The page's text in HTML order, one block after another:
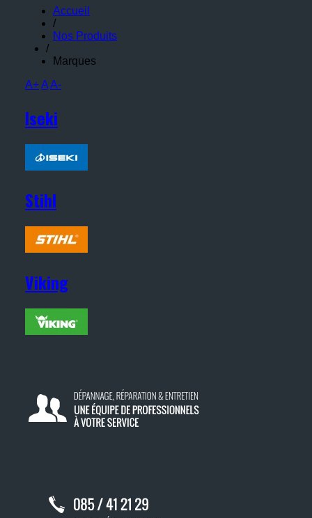
Accueil
/
Nos Produits
/
Marques
A+AA-
Iseki
Stihl
Viking